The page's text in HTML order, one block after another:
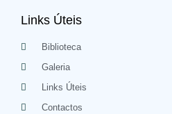
Links Úteis
Biblioteca
Galeria
Links Úteis
Contactos